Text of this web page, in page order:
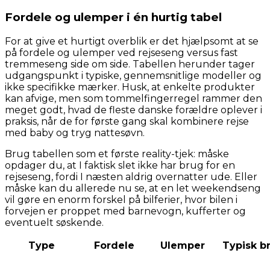
Fordele og ulemper i én hurtig tabel
For at give et hurtigt overblik er det hjælpsomt at se
på fordele og ulemper ved rejseseng versus fast
tremmeseng side om side. Tabellen herunder tager
udgangspunkt i typiske, gennemsnitlige modeller og
ikke specifikke mærker. Husk, at enkelte produkter
kan afvige, men som tommelfingerregel rammer den
meget godt, hvad de fleste danske forældre oplever i
praksis, når de for første gang skal kombinere rejse
med baby og tryg nattesøvn.
Brug tabellen som et første reality-tjek: måske
opdager du, at I faktisk slet ikke har brug for en
rejseseng, fordi I næsten aldrig overnatter ude. Eller
måske kan du allerede nu se, at en let weekendseng
vil gøre en enorm forskel på bilferier, hvor bilen i
forvejen er proppet med barnevogn, kufferter og
eventuelt søskende.
Type
Fordele Ulemper Typisk